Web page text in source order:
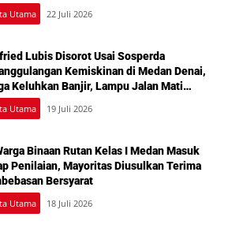
Utama 22 Juli 2026
Lubis Disorot Usai Sosperda
Kemiskinan di Medan Denai,
Keluhkan Banjir, Lampu Jalan Mati
Sulit Akses Bantuan
Utama 19 Juli 2026
Binaan Rutan Kelas I Medan Masuk
Penilaian, Mayoritas Diusulkan Terima
Bersyarat
Utama 18 Juli 2026